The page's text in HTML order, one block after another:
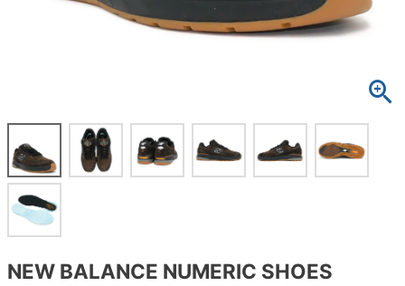
NEW BALANCE NUMERIC SHOES
8.4inch
8.5inch
8.5inch
8.6inch
64mm
65mm
ソフトウィール（クルーザー）
足回りセット（トラック・ウィールセット）
練習用アイテム（初心者におすすめ）
スケートケース・バッグ
メディア（雑誌・DVD・CD）
27.5cm
28cm
7分袖シャツ・ラグラン
キャップ
ソックス
アンダーウエア
サイズの測り方